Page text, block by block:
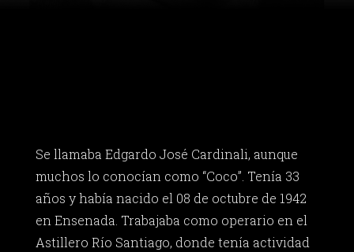
Se llamaba Edgardo José Cardinali, aunque
muchos lo conocían como “Coco”. Tenía 33
años y había nacido el 08 de octubre de 1942
en Ensenada. Trabajaba como operario en el
Astillero Río Santiago, donde tenía actividad